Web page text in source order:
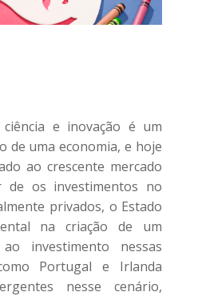
e inovação é um
de uma economia, e hoje
ao crescente mercado
de os investimentos no
privados, o Estado
na criação de um
investimento nessas
Portugal e Irlanda
nesse cenário,